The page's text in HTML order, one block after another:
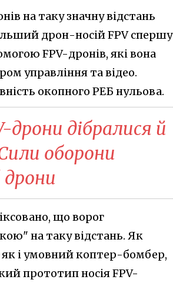
на таку значну відстань
дрон-носій FPV спершу
FPV-дронів, які вона
управління та відео.
окопного РЕБ нульова.
дрони дібралися й
оборони
що ворог
на таку відстань. Як
і умовний коптер-бомбер,
прототип носія FPV-